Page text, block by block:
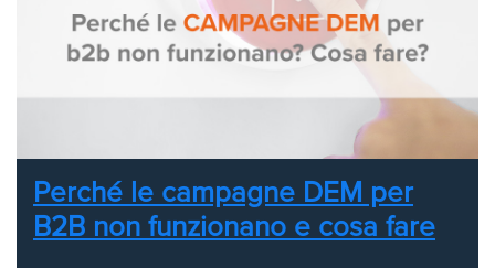
Perché le campagne DEM per
B2B non funzionano e cosa fare